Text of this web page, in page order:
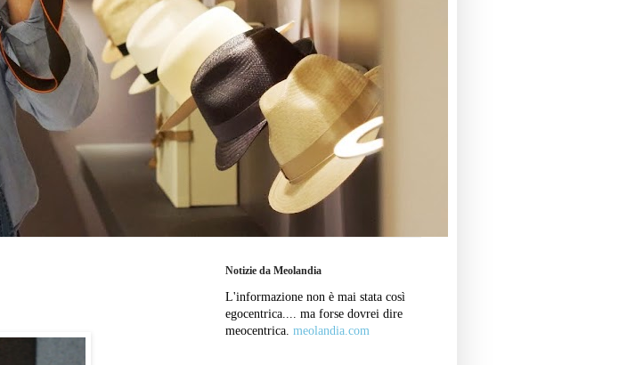
Notizie da Meolandia
L'informazione non è mai stata così
egocentrica.... ma forse dovrei dire
meocentrica. meolandia.com